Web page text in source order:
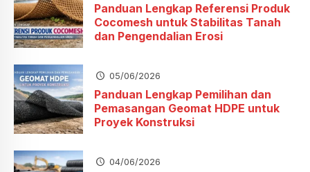
Panduan Lengkap Referensi Produk
Cocomesh untuk Stabilitas Tanah
dan Pengendalian Erosi
05/06/2026
Panduan Lengkap Pemilihan dan
Pemasangan Geomat HDPE untuk
Proyek Konstruksi
04/06/2026